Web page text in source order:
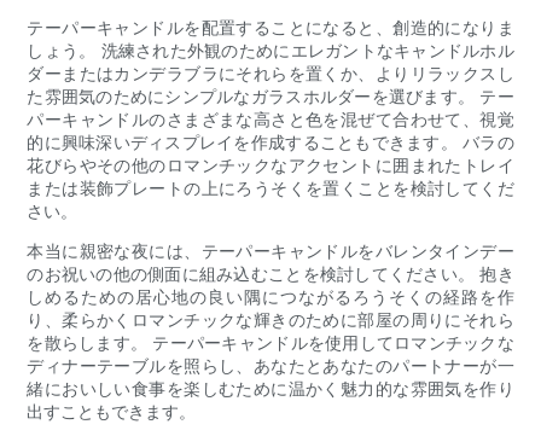
テーパーキャンドルを配置することになると、創造的になりま
しょう。 洗練された外観のためにエレガントなキャンドルホル
ダーまたはカンデラブラにそれらを置くか、よりリラックスし
た雰囲気のためにシンプルなガラスホルダーを選びます。 テー
パーキャンドルのさまざまな高さと色を混ぜて合わせて、視覚
的に興味深いディスプレイを作成することもできます。 バラの
花びらやその他のロマンチックなアクセントに囲まれたトレイ
または装飾プレートの上にろうそくを置くことを検討してくだ
さい。
本当に親密な夜には、テーパーキャンドルをバレンタインデー
のお祝いの他の側面に組み込むことを検討してください。 抱き
しめるための居心地の良い隅につながるろうそくの経路を作
り、柔らかくロマンチックな輝きのために部屋の周りにそれら
を散らします。 テーパーキャンドルを使用してロマンチックな
ディナーテーブルを照らし、あなたとあなたのパートナーが一
緒においしい食事を楽しむために温かく魅力的な雰囲気を作り
出すこともできます。